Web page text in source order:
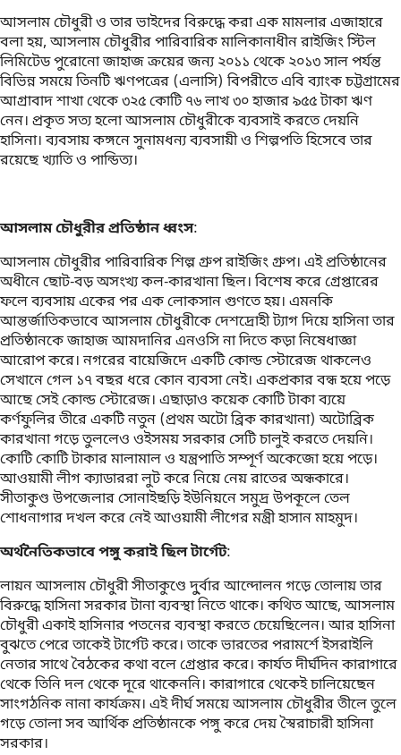
আসলাম চৌধুরী ও তার ভাইদের বিরুদ্ধে করা এক মামলার এজাহারে
বলা হয়, আসলাম চৌধুরীর পারিবারিক মালিকানাধীন রাইজিং স্টিল
লিমিটেড পুরোনো জাহাজ ক্রয়ের জন্য ২০১১ থেকে ২০১৩ সাল পর্যন্ত
বিভিন্ন সময়ে তিনটি ঋণপত্রের (এলাসি) বিপরীতে এবি ব্যাংক চট্টগ্রামের
আগ্রাবাদ শাখা থেকে ৩২৫ কোটি ৭৬ লাখ ৩০ হাজার ৯৫৫ টাকা ঋণ
নেন। প্রকৃত সত্য হলো আসলাম চৌধুরীকে ব্যবসাই করতে দেয়নি
হাসিনা। ব্যবসায় কঙ্গনে সুনামধন্য ব্যবসায়ী ও শিল্পপতি হিসেবে তার
রয়েছে খ্যাতি ও পান্ডিত্য।
আসলাম চৌধুরীর প্রতিষ্ঠান ধ্বংস:
আসলাম চৌধুরীর পারিবারিক শিল্প গ্রুপ রাইজিং গ্রুপ। এই প্রতিষ্ঠানের
অধীনে ছোট-বড় অসংখ্য কল-কারখানা ছিল। বিশেষ করে গ্রেপ্তারের
ফলে ব্যবসায় একের পর এক লোকসান গুণতে হয়। এমনকি
আন্তর্জাতিকভাবে আসলাম চৌধুরীকে দেশদ্রোহী ট্যাগ দিয়ে হাসিনা তার
প্রতিষ্ঠানকে জাহাজ আমদানির এনওসি না দিতে কড়া নিষেধাজ্ঞা
আরোপ করে। নগরের বায়েজিদে একটি কোল্ড স্টোরেজ থাকলেও
সেখানে গেল ১৭ বছর ধরে কোন ব্যবসা নেই। একপ্রকার বন্ধ হয়ে পড়ে
আছে সেই কোল্ড স্টোরেজ। এছাড়াও কয়েক কোটি টাকা ব্যয়ে
কর্ণফুলির তীরে একটি নতুন (প্রথম অটো ব্রিক কারখানা) অটোব্রিক
কারখানা গড়ে তুললেও ওইসময় সরকার সেটি চালুই করতে দেয়নি।
কোটি কোটি টাকার মালামাল ও যন্ত্রপাতি সম্পূর্ণ অকেজো হয়ে পড়ে।
আওয়ামী লীগ ক্যাডাররা লুট করে নিয়ে নেয় রাতের অন্ধকারে।
সীতাকুণ্ড উপজেলার সোনাইছড়ি ইউনিয়নে সমুদ্র উপকূলে তেল
শোধনাগার দখল করে নেই আওয়ামী লীগের মন্ত্রী হাসান মাহমুদ।
অর্থনৈতিকভাবে পঙ্গু করাই ছিল টার্গেট:
লায়ন আসলাম চৌধুরী সীতাকুণ্ডে দু্র্বার আন্দোলন গড়ে তোলায় তার
বিরুদ্ধে হাসিনা সরকার টানা ব্যবস্থা নিতে থাকে। কথিত আছে, আসলাম
চৌধুরী একাই হাসিনার পতনের ব্যবস্থা করতে চেয়েছিলেন। আর হাসিনা
বুঝতে পেরে তাকেই টার্গেট করে। তাকে ভারতের পরামর্শে ইসরাইলি
নেতার সাথে বৈঠকের কথা বলে গ্রেপ্তার করে। কার্যত দীর্ঘদিন কারাগারে
থেকে তিনি দল থেকে দূরে থাকেননি। কারাগারে থেকেই চালিয়েছেন
সাংগঠনিক নানা কার্যক্রম। এই দীর্ঘ সময়ে আসলাম চৌধুরীর তীলে তুলে
গড়ে তোলা সব আর্থিক প্রতিষ্ঠানকে পঙ্গু করে দেয় স্বৈরাচারী হাসিনা
সরকার।